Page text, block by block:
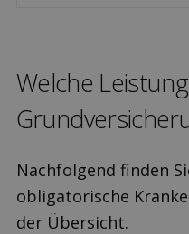
Welche
Nachfolgend finden
obligatorische
der Übersicht.